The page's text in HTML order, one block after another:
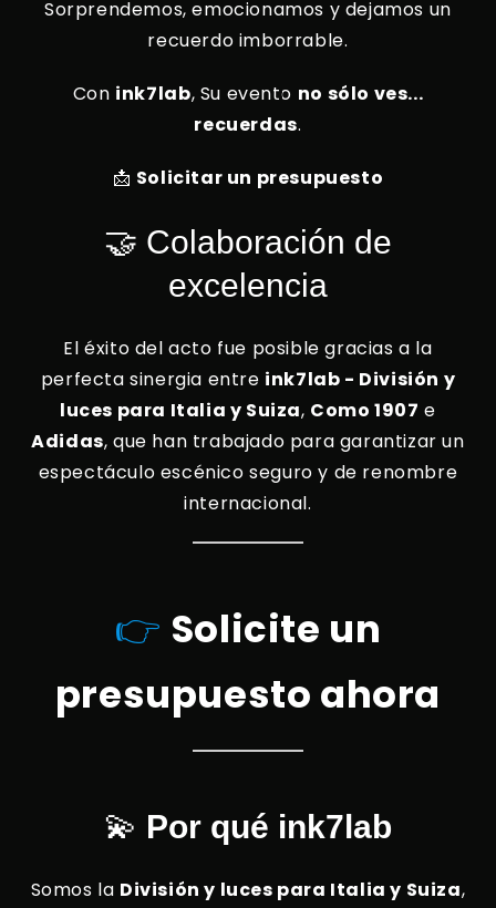
Sorprendemos, emocionamos y dejamos un
recuerdo imborrable.
Con ink7lab, Su evento no sólo ves...
recuerdas.
📩 Solicitar un presupuesto
🤝 Colaboración de
excelencia
El éxito del acto fue posible gracias a la
perfecta sinergia entre ink7lab - División y
luces para Italia y Suiza, Como 1907 e
Adidas, que han trabajado para garantizar un
espectáculo escénico seguro y de renombre
internacional.
👉 Solicite un
presupuesto ahora
💫 Por qué ink7lab
Somos la División y luces para Italia y Suiza,